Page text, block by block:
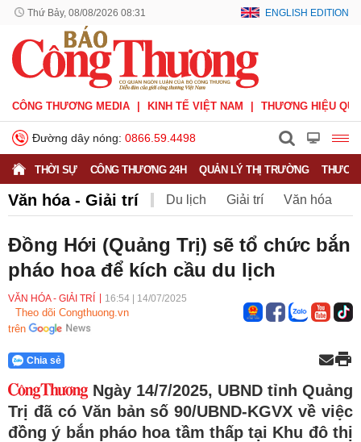
Thứ Bảy, 08/08/2026 08:31 ENGLISH EDITION
CÔNG THƯƠNG MEDIA KINH TẾ VIỆT NAM THƯƠNG HIỆU
Đường dây nóng: 0866.59.4498
THỜI SỰ CÔNG THƯƠNG 24H QUẢN LÝ THỊ TRƯỜNG
Văn hóa - Giải trí Du lịch Giải trí Văn hóa
Văn nghệ
Đồng Hới (Quảng Trị) sẽ tổ chức bắn
pháo hoa để kích cầu du lịch
VĂN HÓA - GIẢI TRÍ 16:54 14/07/2025
Theo dõi Congthuong.vn
trên
Chia sẻ
Ngày 14/7/2025, UBND tỉnh Quảng
Trị đã có Văn bản số 90/UBND-KGVX về việc
đồng ý bắn pháo hoa tầm thấp tại Khu đô thị